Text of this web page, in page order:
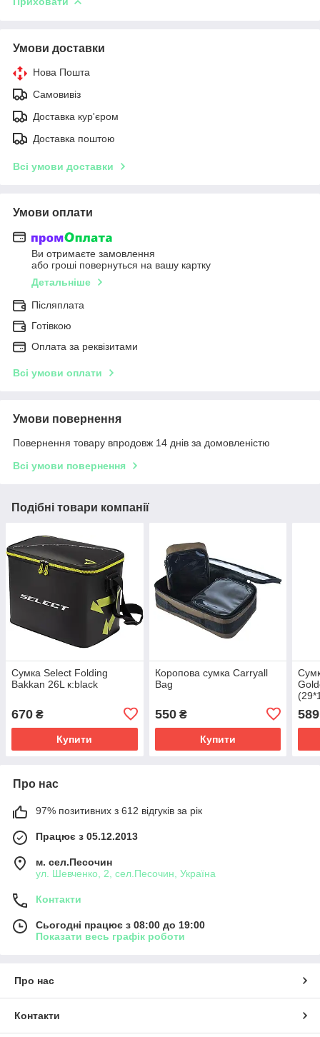
Умови доставки
Нова Пошта
Самовивіз
Доставка кур'єром
Доставка поштою
Всі умови доставки
Умови оплати
Ви отримаєте замовлення
або гроші повернуться на вашу картку
Детальніше
Післяплата
Готівкою
Оплата за реквізитами
Всі умови оплати
Умови повернення
Повернення товару впродовж 14 днів за домовленістю
Всі умови повернення
Подібні товари компанії
Сумка Select Folding
Bakkan 26L к:black
670 ₴
Купити
Коропова сумка Carryall
Bag
550₴
Купити
589
Про нас
97% позитивних з 612 відгуків за рік
Працює з 05.12.2013
м. сел.Песочин
ул. Шевченко, 2, сел.Песочин, Україна
Контакти
Сьогодні працює з 08:00 до 19:00
Показати весь графік роботи
Про нас
Контакти